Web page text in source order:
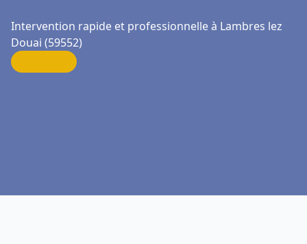
Intervention rapide et professionnelle à Lambres lez
Douai (59552)